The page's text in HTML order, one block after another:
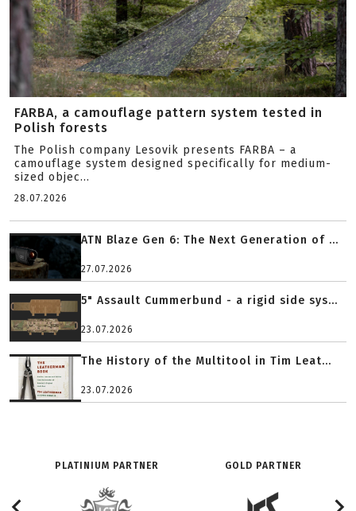
FARBA, a camouflage pattern system tested in
Polish forests
The Polish company Lesovik presents FARBA – a
camouflage system designed specifically for medium-
sized objec...
28.07.2026
ATN Blaze Gen 6: The Next Generation of ...
27.07.2026
5" Assault Cummerbund - a rigid side sys...
23.07.2026
The History of the Multitool in Tim Leat...
23.07.2026
PLATINIUM PARTNER GOLD PARTNER